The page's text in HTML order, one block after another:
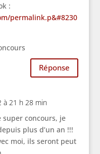
:
permalink.p&#8230
Réponse
à 21 h 28 min
super concours, je
plus d’un an !!!
moi, ils seront peut